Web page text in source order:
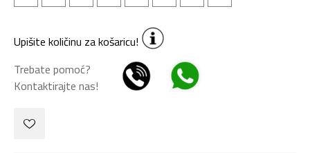
Upišite količinu za košaricu!
Trebate pomoć?
Kontaktirajte nas!